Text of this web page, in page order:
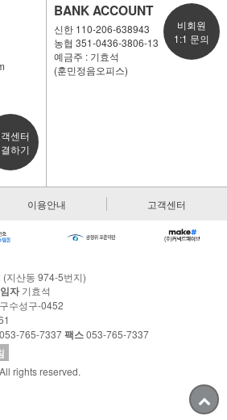
센터
하기
BANK ACCOUNT
신한 110-206-638943
농협 351-0436-3806-13
예금주 : 기효석
(훈민정음오피스)
비회원
1:1 문의
이용안내 고객센터
지산동 974-5번지)
자기효석
수성구-0452
765-7337팩스053-765-7337
rights reserved.